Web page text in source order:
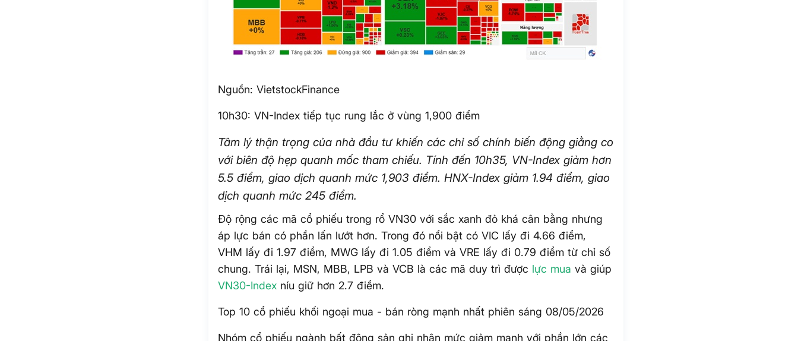
Nguồn: VietstockFinance
10h30: VN-Index tiếp tục rung lắc ở vùng 1,900 điểm
Tâm lý thận trọng của nhà đầu tư khiến các chỉ số chính biến động giằng co
với biên độ hẹp quanh mốc tham chiếu. Tính đến 10h35, VN-Index giảm hơn
5.5 điểm, giao dịch quanh mức 1,903 điểm. HNX-Index giảm 1.94 điểm, giao
dịch quanh mức 245 điểm.
Độ rộng các mã cổ phiếu trong rổ VN30 với sắc xanh đỏ khá cân bằng nhưng
áp lực bán có phần lấn lướt hơn. Trong đó nổi bật có VIC lấy đi 4.66 điểm,
VHM lấy đi 1.97 điểm, MWG lấy đi 1.05 điểm và VRE lấy đi 0.79 điểm từ chỉ số
chung. Trái lại, MSN, MBB, LPB và VCB là các mã duy trì được lực mua và giúp
VN30-Index níu giữ hơn 2.7 điểm.
Top 10 cổ phiếu khối ngoại mua - bán ròng mạnh nhất phiên sáng 08/05/2026
Nhóm cổ phiếu ngành bất động sản ghi nhận mức giảm mạnh với phần lớn các